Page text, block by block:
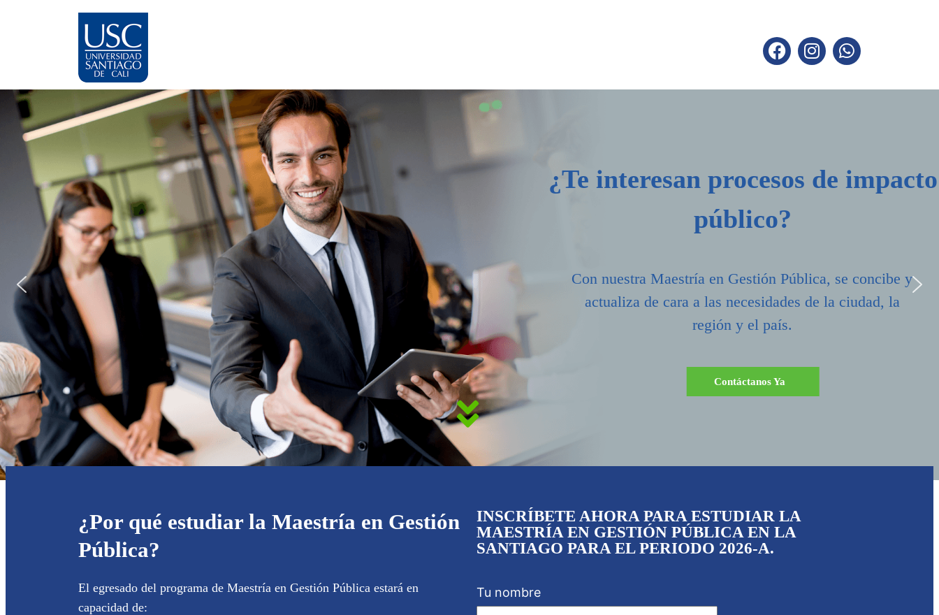
Con nuestra Maestría en Gestión Pública, se concibe y
actualiza de cara a las necesidades de la ciudad, la
región y el país.
Contáctanos Ya
¿Te interesan procesos de impacto
público?
¿Por qué estudiar la Maestría en Gestión
Pública?
El egresado del programa de Maestría en Gestión Pública estará en
capacidad de:
INSCRÍBETE AHORA PARA ESTUDIAR LA
MAESTRÍA EN GESTIÓN PÚBLICA EN LA
SANTIAGO PARA EL PERIODO 2026-A.
Tu nombre